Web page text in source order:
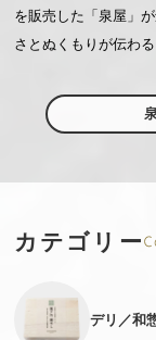
を販売した「泉屋」
さとぬくもりが伝わる
カテゴリー
デリ／和